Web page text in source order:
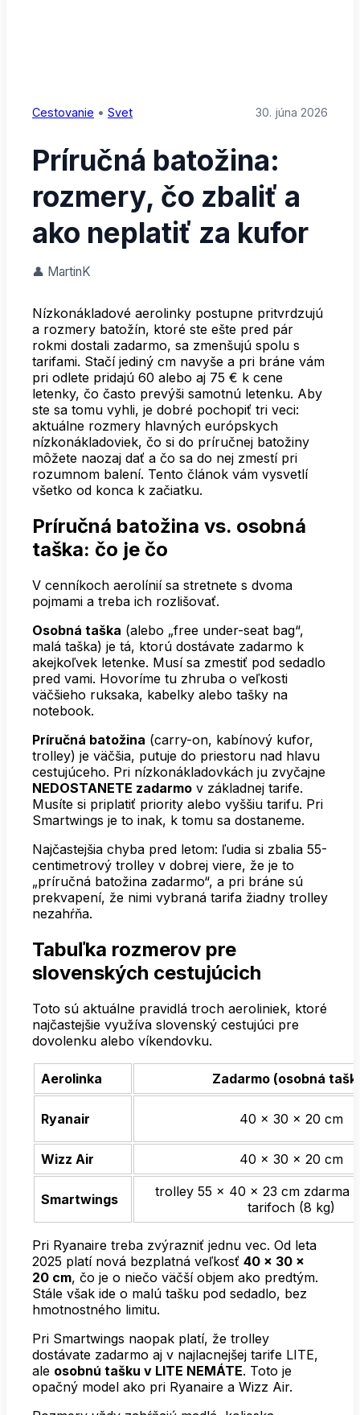
Cestovanie • Svet 30. júna 2026
Príručná batožina:
rozmery, čo zbaliť a
ako neplatiť za kufor
👤 MartinK
Nízkonákladové aerolinky postupne pritvrdzujú
a rozmery batožín, ktoré ste ešte pred pár
rokmi dostali zadarmo, sa zmenšujú spolu s
tarifami. Stačí jediný cm navyše a pri bráne vám
pri odlete pridajú 60 alebo aj 75 € k cene
letenky, čo často prevýši samotnú letenku. Aby
ste sa tomu vyhli, je dobré pochopiť tri veci:
aktuálne rozmery hlavných európskych
nízkonákladoviek, čo si do príručnej batožiny
môžete naozaj dať a čo sa do nej zmestí pri
rozumnom balení. Tento článok vám vysvetlí
všetko od konca k začiatku.
Príručná batožina vs. osobná
taška: čo je čo
V cenníkoch aerolínií sa stretnete s dvoma
pojmami a treba ich rozlišovať.
Osobná taška (alebo „free under-seat bag“,
malá taška) je tá, ktorú dostávate zadarmo k
akejkoľvek letenke. Musí sa zmestiť pod sedadlo
pred vami. Hovoríme tu zhruba o veľkosti
väčšieho ruksaka, kabelky alebo tašky na
notebook.
Príručná batožina (carry-on, kabínový kufor,
trolley) je väčšia, putuje do priestoru nad hlavu
cestujúceho. Pri nízkonákladovkách ju zvyčajne
NEDOSTANETE zadarmo v základnej tarife.
Musíte si priplatiť priority alebo vyššiu tarifu. Pri
Smartwings je to inak, k tomu sa dostaneme.
Najčastejšia chyba pred letom: ľudia si zbalia 55-
centimetrový trolley v dobrej viere, že je to
„príručná batožina zadarmo“, a pri bráne sú
prekvapení, že nimi vybraná tarifa žiadny trolley
nezahŕňa.
Tabuľka rozmerov pre
slovenských cestujúcich
Toto sú aktuálne pravidlá troch aeroliniek, ktoré
najčastejšie využíva slovenský cestujúci pre
dovolenku alebo víkendovku.
Aerolinka Zadarmo (osobná
Ryanair 40 × 30 × 20 cm
Wizz Air 40 × 30 × 20 cm
Smartwings
trolley 55 × 40 × 23 cm zdarma
tarifoch (8 kg)
Pri Ryanaire treba zvýrazniť jednu vec. Od leta
2025 platí nová bezplatná veľkosť 40 × 30 ×
20 cm, čo je o niečo väčší objem ako predtým.
Stále však ide o malú tašku pod sedadlo, bez
hmotnostného limitu.
Pri Smartwings naopak platí, že trolley
dostávate zadarmo aj v najlacnejšej tarife LITE,
ale osobnú tašku v LITE NEMÁTE. Toto je
opačný model ako pri Ryanaire a Wizz Air.